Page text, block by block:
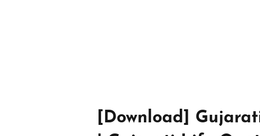
[Download]